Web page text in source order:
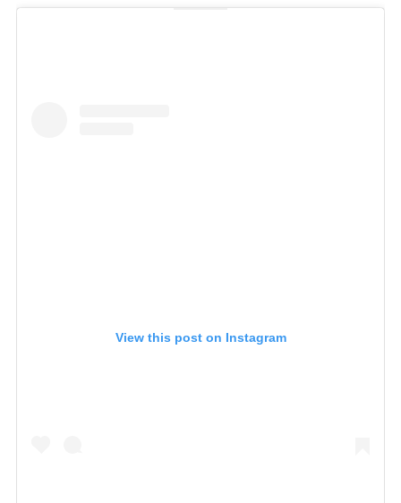
View this post on Instagram